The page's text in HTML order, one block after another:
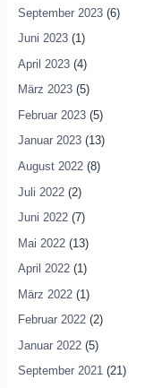
September 2023(6)
Juni 2023(1)
April 2023(4)
März 2023(5)
Februar 2023(5)
Januar 2023(13)
August 2022(8)
Juli 2022(2)
Juni 2022(7)
Mai 2022(13)
April 2022(1)
März 2022(1)
Februar 2022(2)
Januar 2022(5)
September 2021(21)